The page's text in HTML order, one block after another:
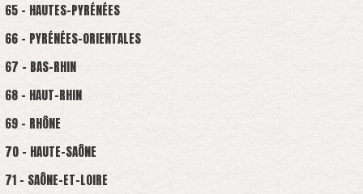
65 - HAUTES-PYRÉNÉES
66 - PYRÉNÉES-ORIENTALES
67 - BAS-RHIN
68 - HAUT-RHIN
69 - RHÔNE
70 - HAUTE-SAÔNE
71 - SAÔNE-ET-LOIRE